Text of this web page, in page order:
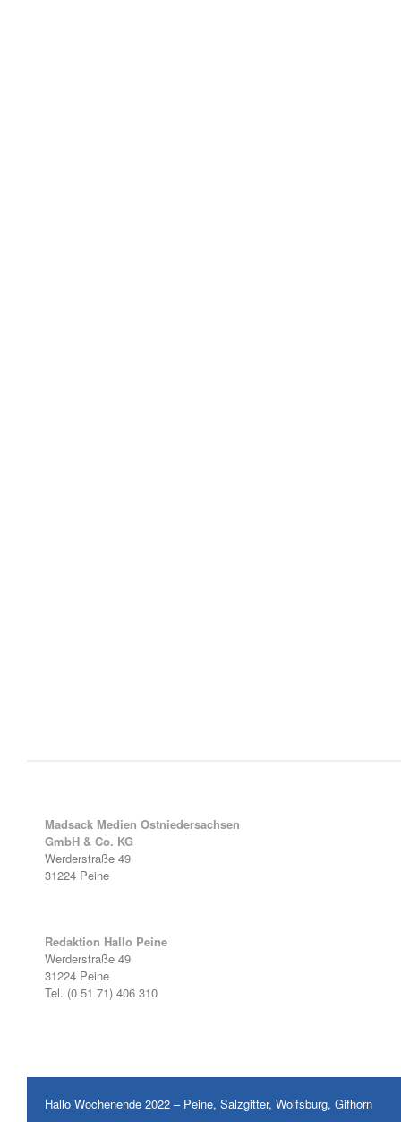
Madsack Medien Ostniedersachsen
GmbH & Co. KG
Werderstraße 49
31224 Peine
Redaktion Hallo Peine
Werderstraße 49
31224 Peine
Tel. (0 51 71) 406 310
Hallo Wochenende 2022 – Peine, Salzgitter, Wolfsburg, Gifhorn